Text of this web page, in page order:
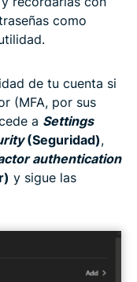
como
de tu cuenta si
(MFA, por sus
a Settings
(Seguridad),
authentication
y sigue las